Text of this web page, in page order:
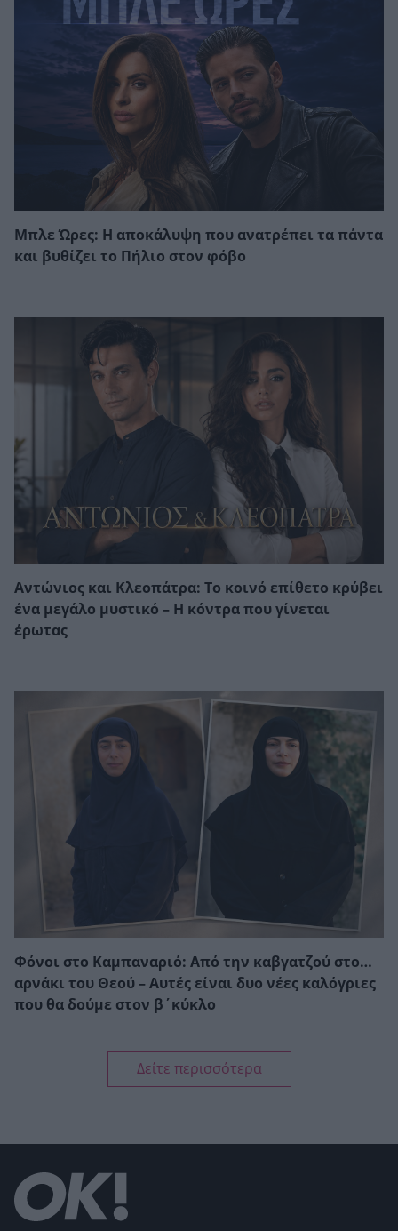
Μπλε Ώρες: Η αποκάλυψη που ανατρέπει τα πάντα
και βυθίζει το Πήλιο στον φόβο
Αντώνιος και Κλεοπάτρα: Το κοινό επίθετο κρύβει
ένα μεγάλο μυστικό – Η κόντρα που γίνεται
έρωτας
Φόνοι στο Καμπαναριό: Από την καβγατζού στο…
αρνάκι του Θεού – Αυτές είναι δυο νέες καλόγριες
που θα δούμε στον β΄κύκλο
Δείτε περισσότερα